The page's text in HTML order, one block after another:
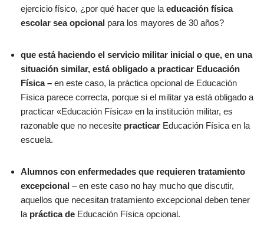
ejercicio físico, ¿por qué hacer que la educación física
escolar sea opcional para los mayores de 30 años?
que está haciendo el servicio militar inicial o que, en una
situación similar, está obligado a practicar Educación
Física – en este caso, la práctica opcional de Educación
Física parece correcta, porque si el militar ya está obligado a
practicar «Educación Física» en la institución militar, es
razonable que no necesite practicar Educación Física en la
escuela.
Alumnos con enfermedades que requieren tratamiento
excepcional – en este caso no hay mucho que discutir,
aquellos que necesitan tratamiento excepcional deben tener
la práctica de Educación Física opcional.